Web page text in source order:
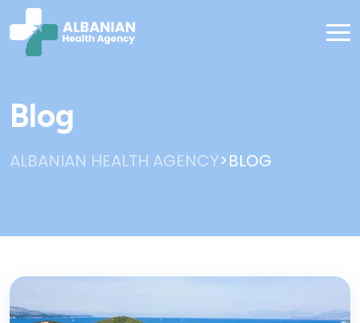
Blog
ALBANIAN HEALTH AGENCY>BLOG
Blog